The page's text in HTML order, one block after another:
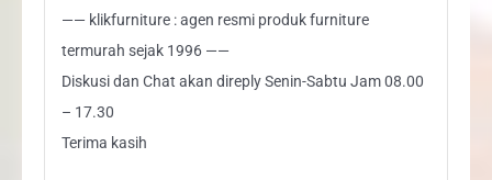
—— klikfurniture : agen resmi produk furniture
termurah sejak 1996 ——
Diskusi dan Chat akan direply Senin-Sabtu Jam 08.00
– 17.30
Terima kasih